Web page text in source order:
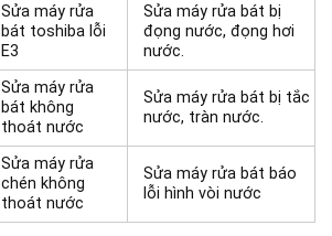
Sửa máy rửa
bát toshiba lỗi
E3
Sửa máy rửa bát bị
đọng nước, đọng hơi
nước.
Sửa máy rửa
bát không
thoát nước
Sửa máy rửa bát bị tắc
nước, tràn nước.
Sửa máy rửa
chén không
thoát nước
Sửa máy rửa bát báo
lỗi hình vòi nước